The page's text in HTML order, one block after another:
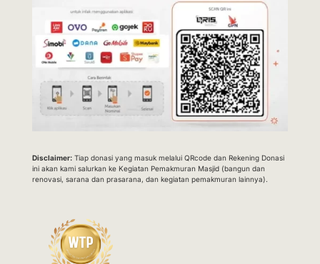
Disclaimer:Tiap donasi yang masuk melalui QRcode dan Rekening Donasi
ini akan kami salurkan ke Kegiatan Pemakmuran Masjid (bangun dan
renovasi, sarana dan prasarana, dan kegiatan pemakmuran lainnya).